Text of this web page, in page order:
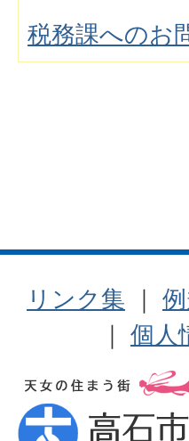
税務課へのお
リンク集 ｜
｜ 個人